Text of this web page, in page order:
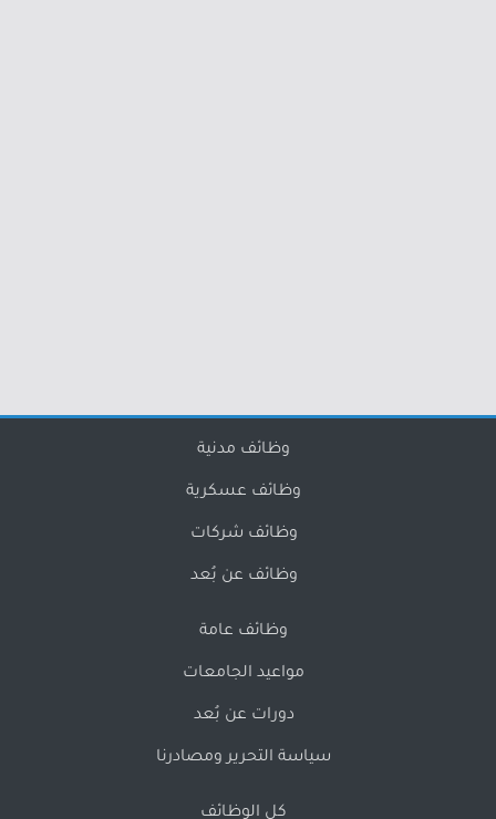
وظائف مدنية
وظائف عسكرية
وظائف شركات
وظائف عن بُعد
وظائف عامة
مواعيد الجامعات
دورات عن بُعد
سياسة التحرير ومصادرنا
كل الوظائف